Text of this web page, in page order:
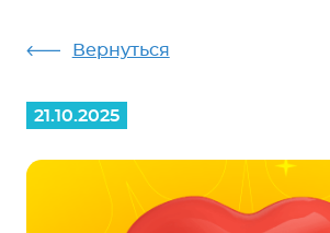
Вернуться
21.10.2025